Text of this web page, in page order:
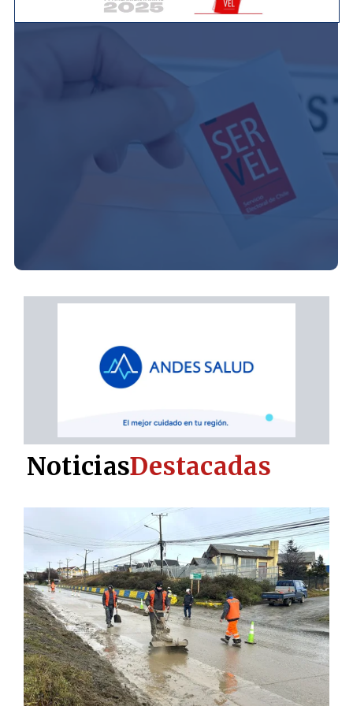
NoticiasDestacadas